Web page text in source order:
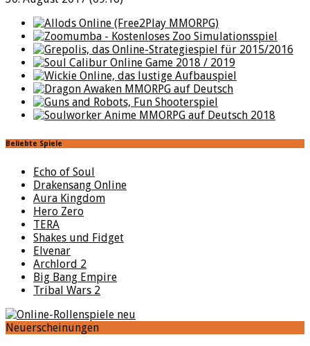
Beliebte Spiele
Echo of Soul
Drakensang Online
Aura Kingdom
Hero Zero
TERA
Shakes und Fidget
Elvenar
Archlord 2
Big Bang Empire
Tribal Wars 2
Neuerscheinungen